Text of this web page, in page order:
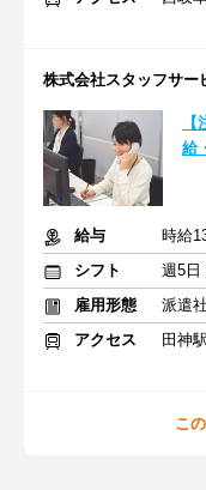
株式会社スタッフサー
給
給与
時給
シフト
週5日
雇用形態
派遣
アクセス
田神駅
こ